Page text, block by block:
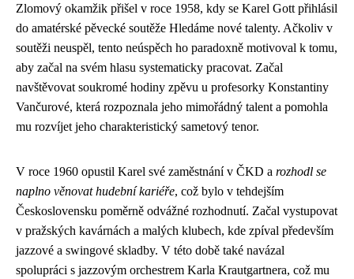
Zlomový okamžik přišel v roce 1958, kdy se Karel Gott přihlásil
do amatérské pěvecké soutěže Hledáme nové talenty. Ačkoliv v
soutěži neuspěl, tento neúspěch ho paradoxně motivoval k tomu,
aby začal na svém hlasu systematicky pracovat. Začal
navštěvovat soukromé hodiny zpěvu u profesorky Konstantiny
Vančurové, která rozpoznala jeho mimořádný talent a pomohla
mu rozvíjet jeho charakteristický sametový tenor.
V roce 1960 opustil Karel své zaměstnání v ČKD a rozhodl se
naplno věnovat hudební kariéře, což bylo v tehdejším
Československu poměrně odvážné rozhodnutí. Začal vystupovat
v pražských kavárnách a malých klubech, kde zpíval především
jazzové a swingové skladby. V této době také navázal
spolupráci s jazzovým orchestrem Karla Krautgartnera, což mu